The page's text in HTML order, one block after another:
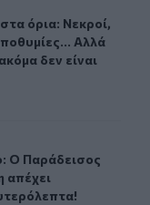
όρια: Νεκροί,
όρια: Νεκροί,
Αλλά
δεν είναι
την Κόλαση απέχει
Ο Παράδεισος απ’
Ο Παράδεισος
απέχει